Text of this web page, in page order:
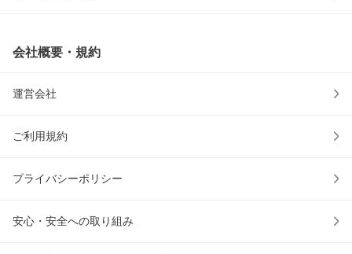
会社概要・規約
運営会社
ご利用規約
プライバシーポリシー
安心・安全への取り組み